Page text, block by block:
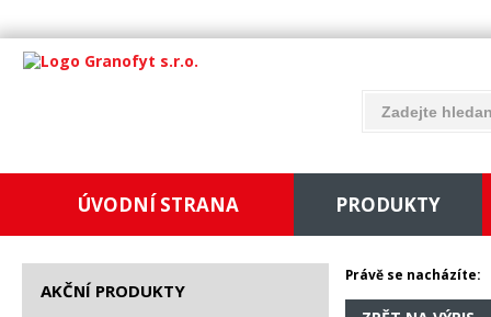
ÚVODNÍ STRANA PRODUKTY
AKČNÍ PRODUKTY
Právě se nacházíte: